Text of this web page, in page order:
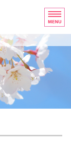
院（おうしんがくいん